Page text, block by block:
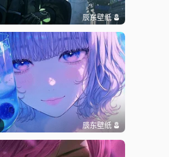
辰东壁纸
辰东壁纸